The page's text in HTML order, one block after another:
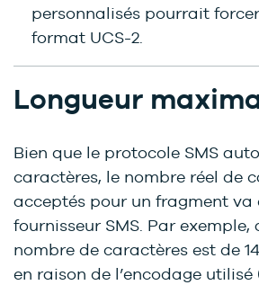
personnalisés pourrait
format UCS-2.
Longueur
Bien que le protocole SMS
caractères, le nombre réel de
acceptés pour un fragment va
fournisseur SMS. Par exemple,
nombre de caractères est de
en raison de l’encodage utilisé